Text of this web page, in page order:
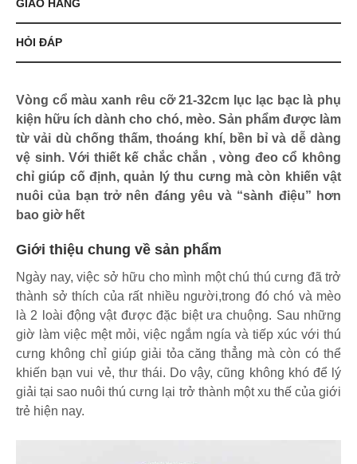
GIAO HÀNG
HỎI ĐÁP
Vòng cổ màu xanh rêu cỡ 21-32cm lục lạc bạc là phụ
kiện hữu ích dành cho chó, mèo. Sản phẩm được làm
từ vải dù chống thấm, thoáng khí, bền bỉ và dễ dàng
vệ sinh. Với thiết kế chắc chắn , vòng đeo cổ không
chỉ giúp cố định, quản lý thu cưng mà còn khiến vật
nuôi của bạn trở nên đáng yêu và “sành điệu” hơn
bao giờ hết
Giới thiệu chung về sản phẩm
Ngày nay, việc sở hữu cho mình một chú thú cưng đã trở
thành sở thích của rất nhiều người,trong đó chó và mèo
là 2 loài động vật được đặc biệt ưa chuộng. Sau những
giờ làm việc mệt mỏi, việc ngắm ngía và tiếp xúc với thú
cưng không chỉ giúp giải tỏa căng thẳng mà còn có thể
khiến bạn vui vẻ, thư thái. Do vậy, cũng không khó để lý
giải tại sao nuôi thú cưng lại trở thành một xu thế của giới
trẻ hiện nay.